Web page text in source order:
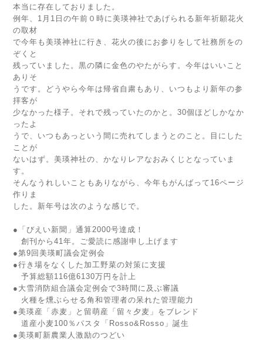
本当に存在しておりました。
例年、1月1日の午前０時に美瑛神社であげられる新年祈願花火
の取材
で今年も美瑛神社に行き、花火の後にお参りをして社務所をの
ぞくと
残っていました。黒の隣に金色のやたがらす。今年はいいこと
ありそ
うです。どうやら今年は帰省自粛もあり、いつもより新年の参
拝客が
少なかった様子。それで残っていたのかと。30個ほどしかなか
ったよ
うで、いつもあっという間に売れてしまうとのこと。目にした
ことが
ないはず。美瑛神社の、かなりレアなおみくじとなっていま
す。
そんなうれしいこともありながら、今年もがんばって16ページ
作りま
した。新年号は次のような感じで。
●「びえい新聞」通算2000号達成！
創刊から41年。ご愛読に感謝申し上げます
●第9回美瑛町議会定例会
●行き場をなくした加工野菜の対策に支援
予算総額116億6130万円を計上
●大雪消防組合議会定例会で3時間に及ぶ審議
火種を燻ぶらせる角和管理者の呆れた管理能力
●美瑛産「赤麦」と留萌産「留々夕麦」をブレンド
道産小麦100％パスタ「Rosso&Rosso」誕生
●美瑛町新農業人激励のつどい